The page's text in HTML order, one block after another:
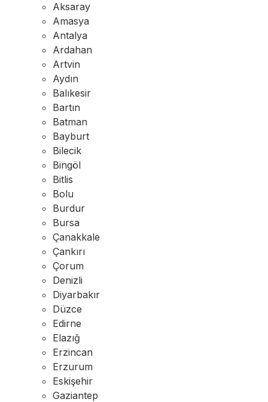
Aksaray
Amasya
Antalya
Ardahan
Artvin
Aydın
Balıkesir
Bartın
Batman
Bayburt
Bilecik
Bingöl
Bitlis
Bolu
Burdur
Bursa
Çanakkale
Çankırı
Çorum
Denizli
Diyarbakır
Düzce
Edirne
Elazığ
Erzincan
Erzurum
Eskişehir
Gaziantep